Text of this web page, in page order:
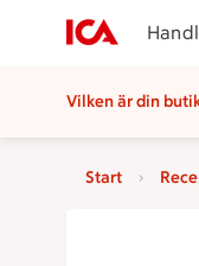
Vilken är din
Start